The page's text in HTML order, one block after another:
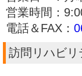
営業時間：
電話＆FAX：
訪問リハビリ